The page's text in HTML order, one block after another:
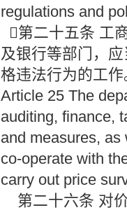
regulations and
第二十五条 工
及银行等部门，
格违法行为的工
Article 25 The
auditing, finance,
and measures,
co-operate with
carry out price
第二十六条 对